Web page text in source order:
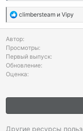
Р
е
к
ц
и
и
:
climbersteam и Vipy
Автор
Просмотры
Первый выпуск
Обновление
Оценка
Другие ресурсы